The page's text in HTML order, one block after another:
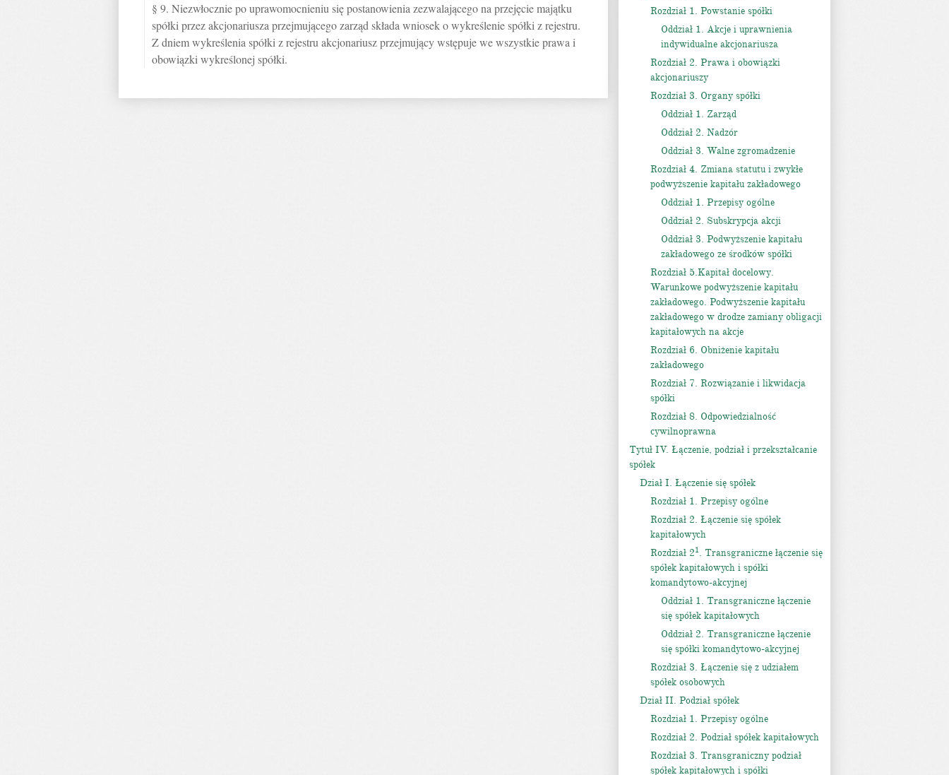
§ 9. Niezwłocznie po uprawomocnieniu się postanowienia zezwalającego na przejęcie majątku
spółki przez akcjonariusza przejmującego zarząd składa wniosek o wykreślenie spółki z rejestru.
Z dniem wykreślenia spółki z rejestru akcjonariusz przejmujący wstępuje we wszystkie prawa i
obowiązki wykreślonej spółki.
Rozdział 1. Powstanie spółki
Oddział 1. Akcje i uprawnienia
indywidualne akcjonariusza
Rozdział 2. Prawa i obowiązki
akcjonariuszy
Rozdział 3. Organy spółki
Oddział 1. Zarząd
Oddział 2. Nadzór
Oddział 3. Walne zgromadzenie
Rozdział 4. Zmiana statutu i zwykłe
podwyższenie kapitału zakładowego
Oddział 1. Przepisy ogólne
Oddział 2. Subskrypcja akcji
Oddział 3. Podwyższenie kapitału
zakładowego ze środków spółki
Rozdział 5.Kapitał docelowy.
Warunkowe podwyższenie kapitału
zakładowego. Podwyższenie kapitału
zakładowego w drodze zamiany obligacji
kapitałowych na akcje
Rozdział 6. Obniżenie kapitału
zakładowego
Rozdział 7. Rozwiązanie i likwidacja
spółki
Rozdział 8. Odpowiedzialność
cywilnoprawna
Tytuł IV. Łączenie, podział i przekształcanie
spółek
Dział I. Łączenie się spółek
Rozdział 1. Przepisy ogólne
Rozdział 2. Łączenie się spółek
kapitałowych
Rozdział 21. Transgraniczne łączenie się
spółek kapitałowych i spółki
komandytowo-akcyjnej
Oddział 1. Transgraniczne łączenie
się spółek kapitałowych
Oddział 2. Transgraniczne łączenie
się spółki komandytowo-akcyjnej
Rozdział 3. Łączenie się z udziałem
spółek osobowych
Dział II. Podział spółek
Rozdział 1. Przepisy ogólne
Rozdział 2. Podział spółek kapitałowych
Rozdział 3. Transgraniczny podział
spółek kapitałowych i spółki